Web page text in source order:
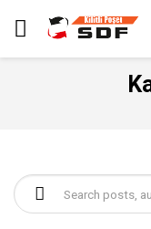
Şunu ara: